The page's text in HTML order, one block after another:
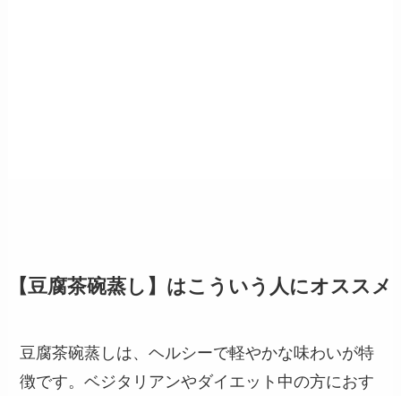
【豆腐茶碗蒸し】はこういう人にオススメ
豆腐茶碗蒸しは、ヘルシーで軽やかな味わいが特
徴です。ベジタリアンやダイエット中の方におす